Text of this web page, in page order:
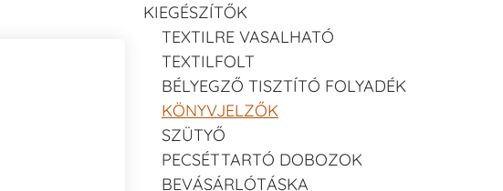
KIEGÉSZÍTŐK
TEXTILRE VASALHATÓ
TEXTILFOLT
BÉLYEGZŐ TISZTÍTÓ FOLYADÉK
KÖNYVJELZŐK
SZÜTYŐ
PECSÉTTARTÓ DOBOZOK
BEVÁSÁRLÓTÁSKA